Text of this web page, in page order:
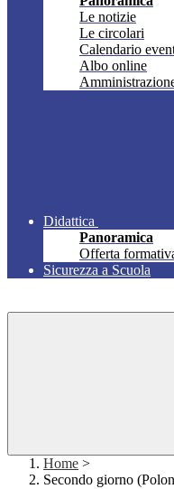
Le notizie
Le circolari
Calendario
Albo online
Didattica
Panoramica
Offerta
Sicurezza a Scuola
Home >
Secondo giorno